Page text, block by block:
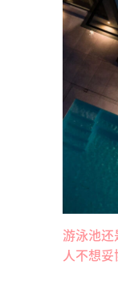
游泳池还
人不想妥